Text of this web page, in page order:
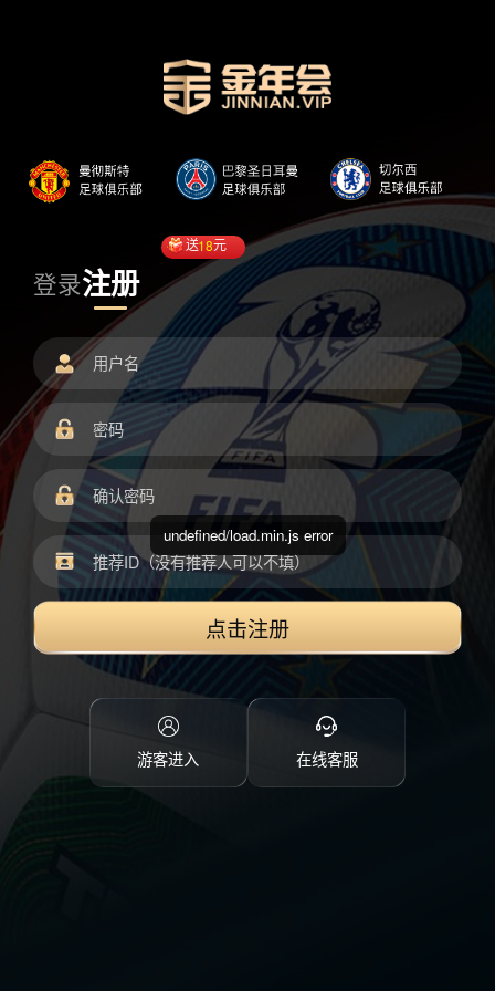
登录注册
送18元
点击注册
游客进入 在线客服
undefined/load.min.js error